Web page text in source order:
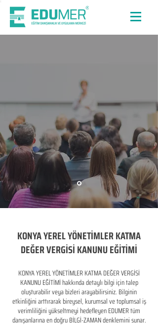
KONYA YEREL YÖNETİMLER KATMA
DEĞER VERGİSİ KANUNU EĞİTİMİ
KONYA YEREL YÖNETİMLER KATMA DEĞER VERGİSİ
KANUNU EĞİTİMİ hakkında detaylı bilgi için talep
oluşturabilir veya bizleri arayabilirsiniz. Bilginin
etkinliğini arttırarak bireysel, kurumsal ve toplumsal iş
verimliliğini yükseltmeyi hedefleyen​ EDUMER tüm
danışanlarına en doğru BİLGİ-ZAMAN denklemini sunar.